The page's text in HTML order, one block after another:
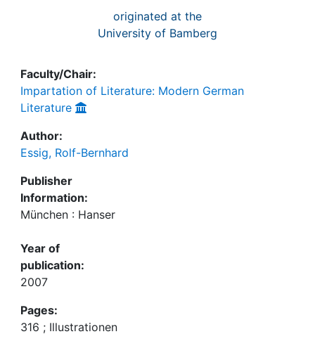
originated at the
University of Bamberg
Faculty/Chair:
Impartation of Literature: Modern German
Literature
Author:
Essig, Rolf-Bernhard
Publisher
Information:
München : Hanser
Year of
publication:
2007
Pages:
316 ; Illustrationen